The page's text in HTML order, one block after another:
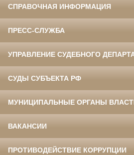
СПРАВОЧНАЯ ИНФОРМАЦИЯ
ПРЕСС-СЛУЖБА
УПРАВЛЕНИЕ СУДЕБНОГО
СУДЫ СУБЪЕКТА РФ
МУНИЦИПАЛЬНЫЕ ОРГАНЫ
ВАКАНСИИ
ПРОТИВОДЕЙСТВИЕ КОРРУПЦИИ